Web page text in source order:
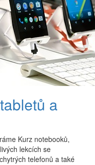
a
Kurz notebooků,
lekcích se
telefonů a také